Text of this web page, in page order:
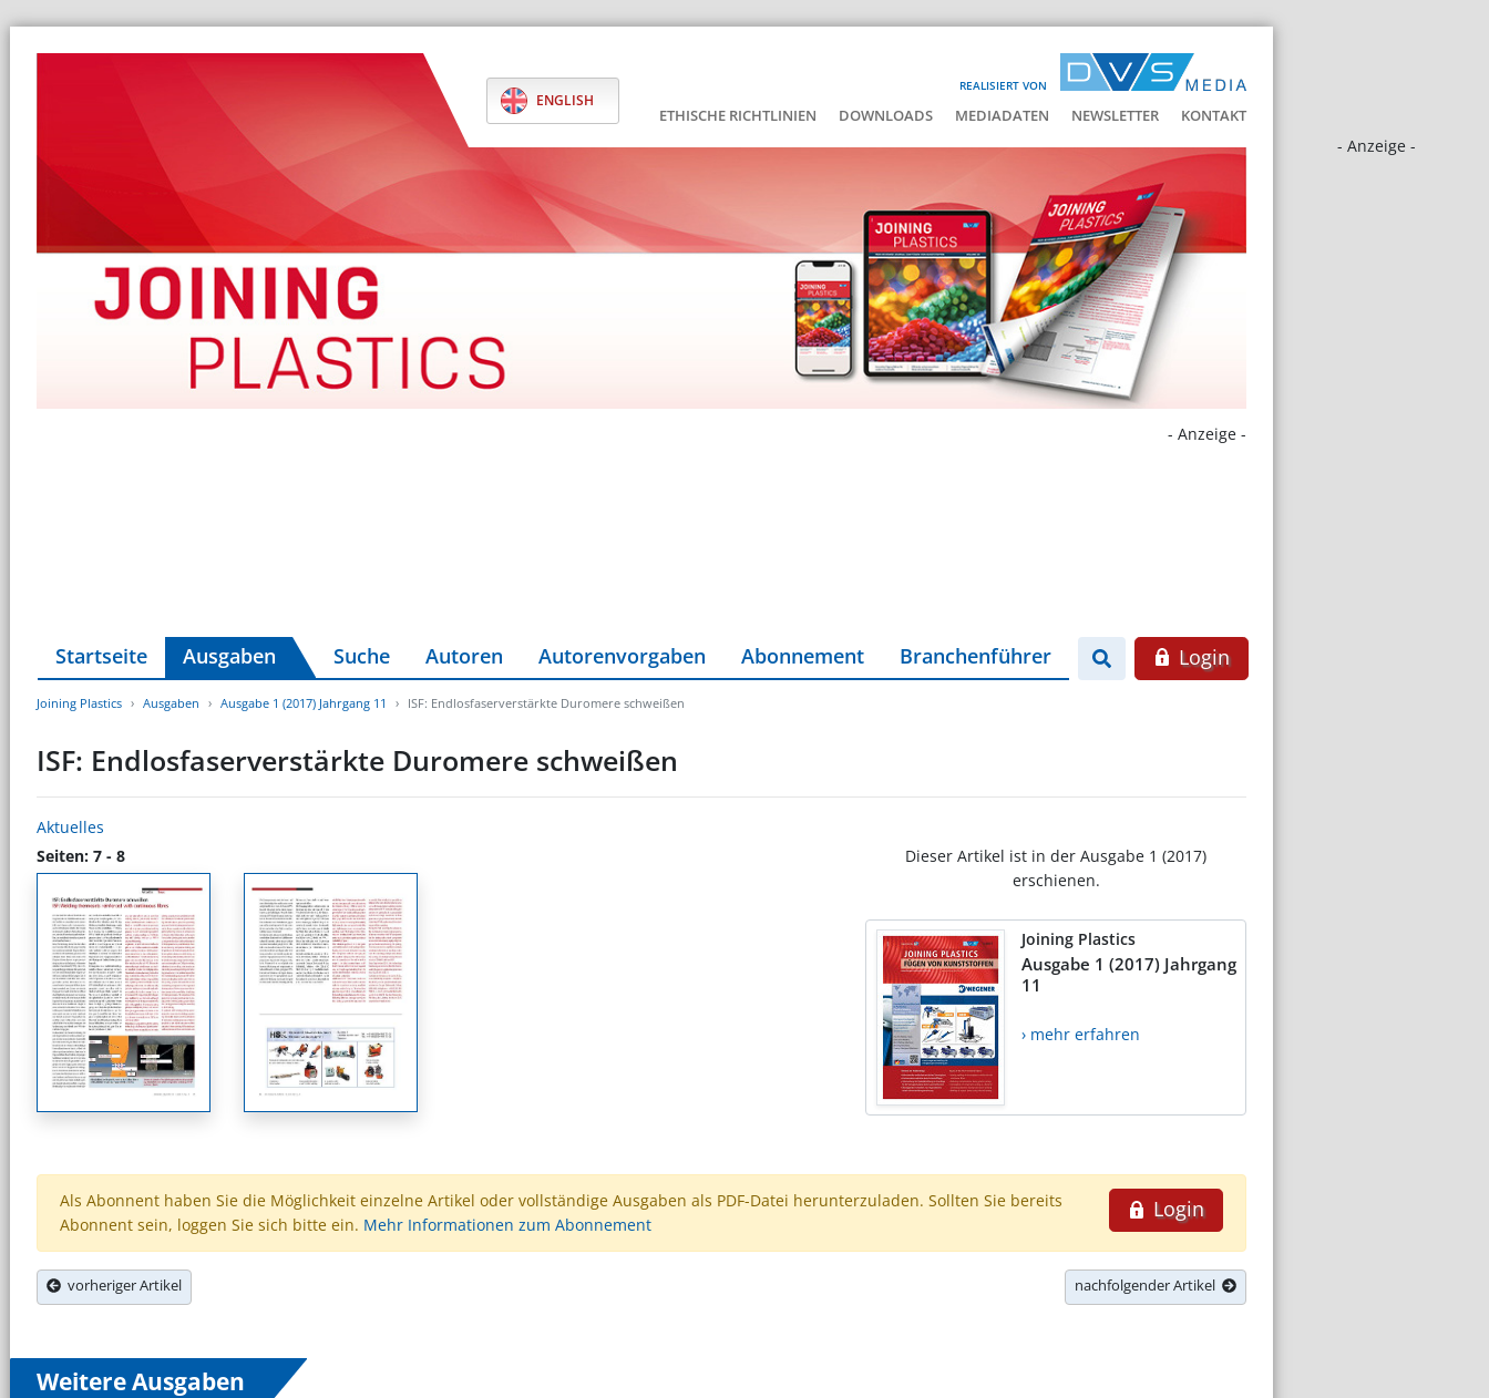
REALISIERT VON
ENGLISH
ETHISCHE RICHTLINIEN DOWNLOADS MEDIADATEN NEWSLETTER KONTAKT
- Anzeige -
- Anzeige -
Startseite Ausgaben Suche Autoren Autorenvorgaben Abonnement Branchenführer Login
Joining Plastics Ausgaben Ausgabe 1 (2017) Jahrgang 11 ISF: Endlosfaserverstärkte Duromere schweißen
ISF: Endlosfaserverstärkte Duromere schweißen
Aktuelles
Seiten: 7 - 8
Dieser Artikel ist in der Ausgabe 1 (2017)
erschienen.
Joining Plastics
Ausgabe 1 (2017) Jahrgang
11
› mehr erfahren
Login
Als Abonnent haben Sie die Möglichkeit einzelne Artikel oder vollständige Ausgaben als PDF-Datei herunterzuladen. Sollten Sie bereits
Abonnent sein, loggen Sie sich bitte ein. Mehr Informationen zum Abonnement
vorheriger Artikel nachfolgender Artikel
Weitere Ausgaben